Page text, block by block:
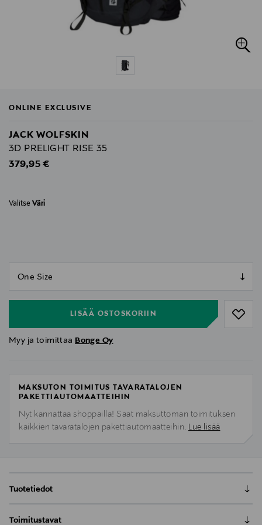
ONLINE EXCLUSIVE
JACK WOLFSKIN
3D PRELIGHT RISE 35
Original Price
379,95 €
Valitse Väri
LISÄÄ OSTOSKORIIN
Myy ja toimittaa Bonge Oy
MAKSUTON TOIMITUS TAVARATALOJEN
PAKETTIAUTOMAATTEIHIN
Nyt kannattaa shoppailla! Saat maksuttoman toimituksen
kaikkien tavaratalojen pakettiautomaatteihin. Lue lisää
Tuotetiedot
tulostetun kantosysteemimme ympärille, 3D PRELIGHT
Toimitustavat